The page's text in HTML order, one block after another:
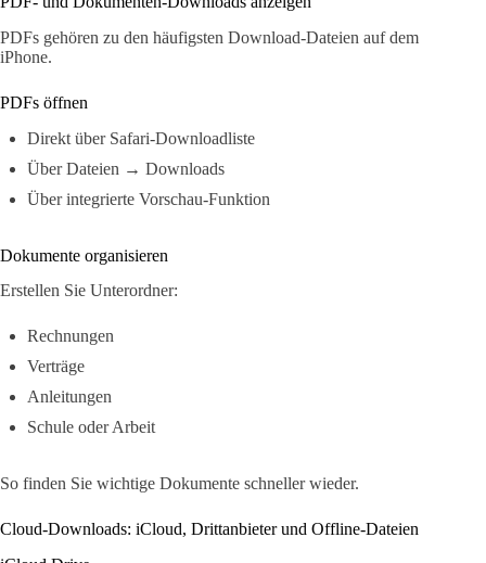
PDFs gehören zu den häufigsten Download-Dateien auf dem
iPhone.
PDFs öffnen
Direkt über Safari-Downloadliste
Über Dateien → Downloads
Über integrierte Vorschau-Funktion
Dokumente organisieren
Erstellen Sie Unterordner:
Rechnungen
Verträge
Anleitungen
Schule oder Arbeit
So finden Sie wichtige Dokumente schneller wieder.
Cloud-Downloads: iCloud, Drittanbieter und Offline-Dateien